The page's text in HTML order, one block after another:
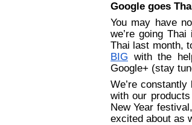
Google goes
You may have
we’re going
Thai last month,
BIG with the
Google+ (stay
We’re
with our
New Year
excited about as